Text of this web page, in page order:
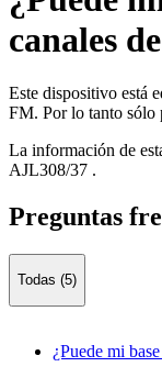
canales
Este dispositivo está
FM. Por lo tanto sólo
La información de
AJL308/37 .
Preguntas
Todas (5)
¿Puede mi